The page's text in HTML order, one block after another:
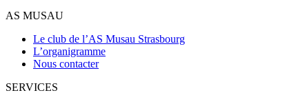
AS MUSAU
Le club de l’AS Musau Strasbourg
L’organigramme
Nous contacter
SERVICES